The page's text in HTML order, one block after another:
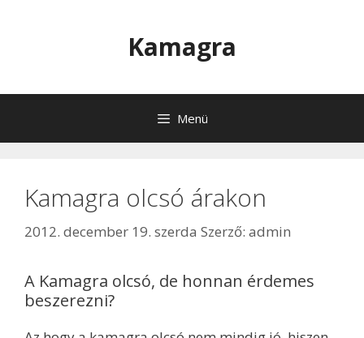
Kamagra
Menü
Kamagra olcsó árakon
2012. december 19. szerda Szerző: admin
A Kamagra olcsó, de honnan érdemes
beszerezni?